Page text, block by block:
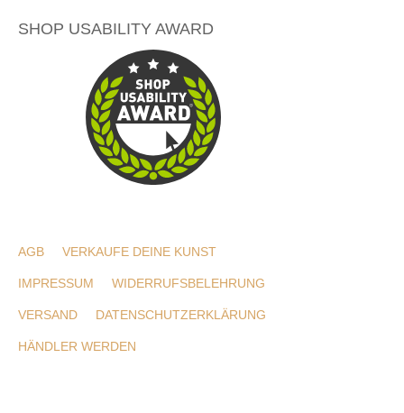
SHOP USABILITY AWARD
AGB VERKAUFE DEINE KUNST
IMPRESSUM WIDERRUFSBELEHRUNG
VERSAND DATENSCHUTZERKLÄRUNG
HÄNDLER WERDEN